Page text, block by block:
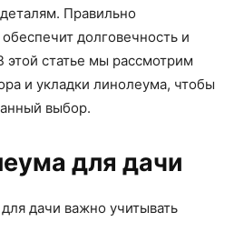
Правильно
долговечность и
этой статье мы рассмотрим
и укладки линолеума, чтобы
выбор.
для дачи
дачи важно учитывать